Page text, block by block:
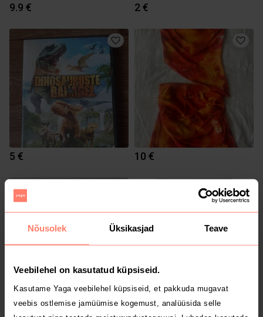
Nõusolek Üksikasjad Teave
Veebilehel on kasutatud küpsiseid.
Kasutame Yaga veebilehel küpsiseid, et pakkuda mugavat
veebis ostlemise jamüümise kogemust, analüüsida selle
9.9 € 2 €
5 € 10 €
0.3 € 65 €